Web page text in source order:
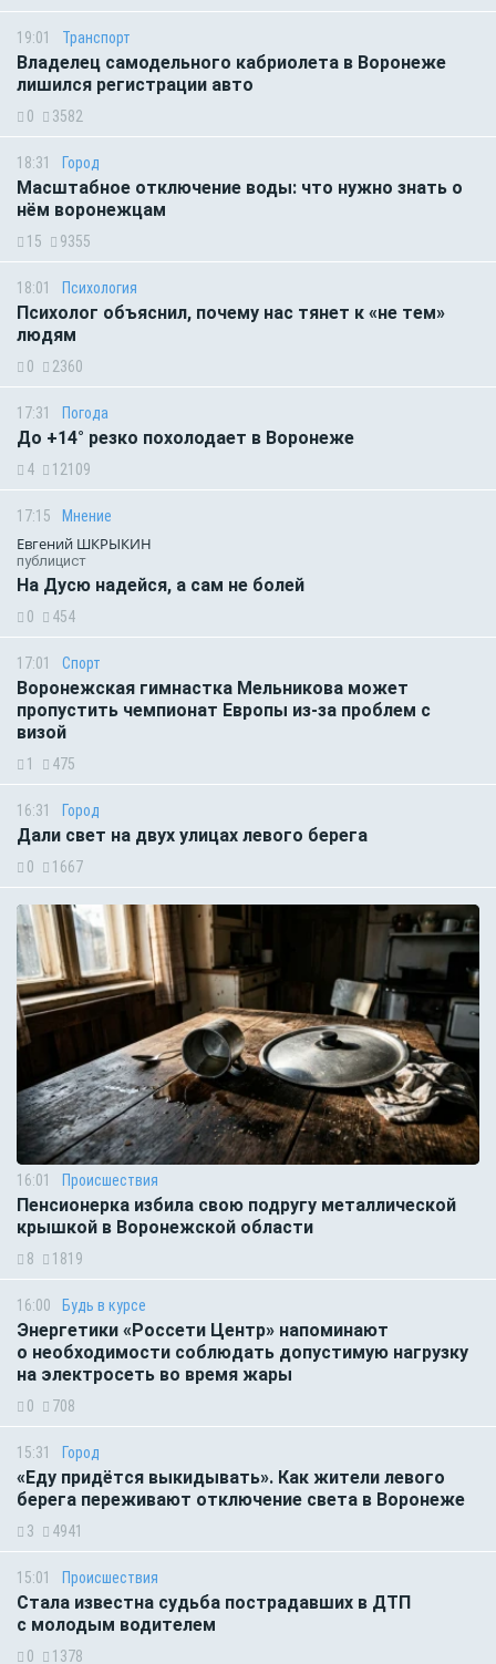
19:01 Транспорт
Владелец самодельного кабриолета в Воронеже
лишился регистрации авто
0 3582
18:31 Город
Масштабное отключение воды: что нужно знать о
нём воронежцам
15 9355
18:01 Психология
Психолог объяснил, почему нас тянет к «не тем»
людям
0 2360
17:31 Погода
До +14° резко похолодает в Воронеже
4 12109
17:15 Мнение
Евгений ШКРЫКИН
публицист
На Дусю надейся, а сам не болей
0 454
17:01 Спорт
Воронежская гимнастка Мельникова может
пропустить чемпионат Европы из-за проблем с
визой
1 475
16:31 Город
Дали свет на двух улицах левого берега
0 1667
16:01 Происшествия
Пенсионерка избила свою подругу металлической
крышкой в Воронежской области
8 1819
16:00 Будь в курсе
Энергетики «Россети Центр» напоминают
о необходимости соблюдать допустимую нагрузку
на электросеть во время жары
0 708
15:31 Город
«Еду придётся выкидывать». Как жители левого
берега переживают отключение света в Воронеже
3 4941
15:01 Происшествия
Стала известна судьба пострадавших в ДТП
с молодым водителем
0 1378